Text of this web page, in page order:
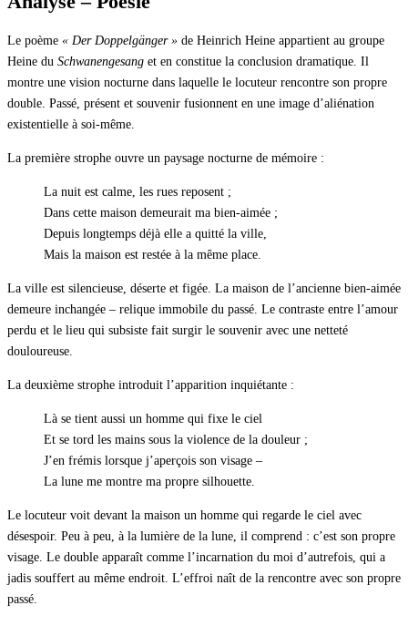
Le poème « Der Doppelgänger » de Heinrich Heine appartient au groupe
Heine du Schwanengesang et en constitue la conclusion dramatique. Il
montre une vision nocturne dans laquelle le locuteur rencontre son propre
double. Passé, présent et souvenir fusionnent en une image d’aliénation
existentielle à soi-même.
La première strophe ouvre un paysage nocturne de mémoire :
La nuit est calme, les rues reposent ;
Dans cette maison demeurait ma bien-aimée ;
Depuis longtemps déjà elle a quitté la ville,
Mais la maison est restée à la même place.
La ville est silencieuse, déserte et figée. La maison de l’ancienne bien-aimée
demeure inchangée – relique immobile du passé. Le contraste entre l’amour
perdu et le lieu qui subsiste fait surgir le souvenir avec une netteté
douloureuse.
La deuxième strophe introduit l’apparition inquiétante :
Là se tient aussi un homme qui fixe le ciel
Et se tord les mains sous la violence de la douleur ;
J’en frémis lorsque j’aperçois son visage –
La lune me montre ma propre silhouette.
Le locuteur voit devant la maison un homme qui regarde le ciel avec
désespoir. Peu à peu, à la lumière de la lune, il comprend : c’est son propre
visage. Le double apparaît comme l’incarnation du moi d’autrefois, qui a
jadis souffert au même endroit. L’effroi naît de la rencontre avec son propre
passé.